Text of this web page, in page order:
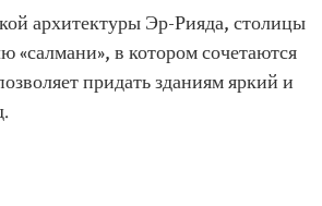
архитектуры Эр-Рияда, столицы
«салмани», в котором сочетаются
придать зданиям яркий и